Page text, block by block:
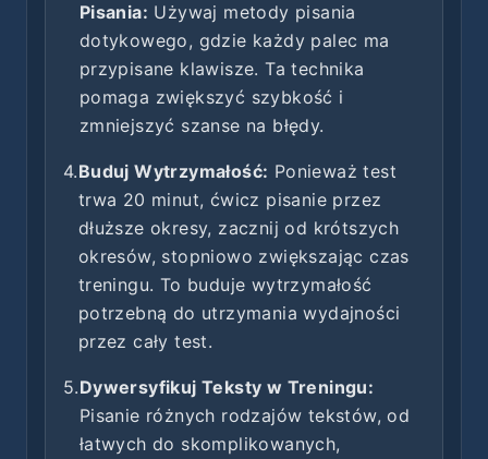
Pisania: Używaj metody pisania
dotykowego, gdzie każdy palec ma
przypisane klawisze. Ta technika
pomaga zwiększyć szybkość i
zmniejszyć szanse na błędy.
4.Buduj Wytrzymałość: Ponieważ test
trwa 20 minut, ćwicz pisanie przez
dłuższe okresy, zacznij od krótszych
okresów, stopniowo zwiększając czas
treningu. To buduje wytrzymałość
potrzebną do utrzymania wydajności
przez cały test.
5.Dywersyfikuj Teksty w Treningu:
Pisanie różnych rodzajów tekstów, od
łatwych do skomplikowanych,